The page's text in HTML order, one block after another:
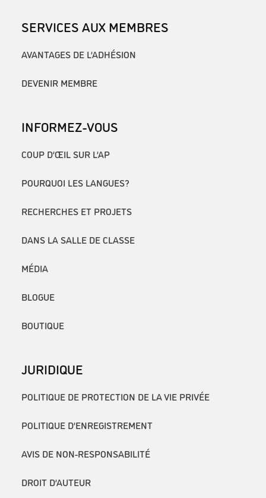
SERVICES AUX MEMBRES
AVANTAGES DE L’ADHÉSION
DEVENIR MEMBRE
INFORMEZ-VOUS
COUP D’ŒIL SUR L’AP
POURQUOI LES LANGUES?
RECHERCHES ET PROJETS
DANS LA SALLE DE CLASSE
MÉDIA
BLOGUE
BOUTIQUE
JURIDIQUE
POLITIQUE DE PROTECTION DE LA VIE PRIVÉE
POLITIQUE D’ENREGISTREMENT
AVIS DE NON-RESPONSABILITÉ
DROIT D’AUTEUR